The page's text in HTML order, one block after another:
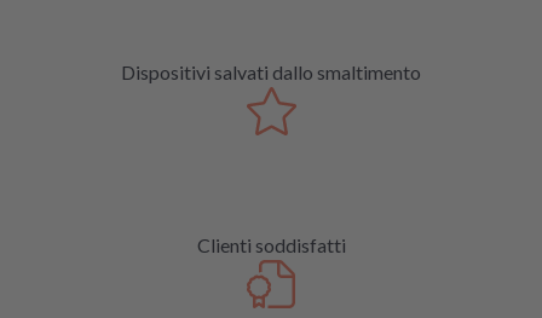
Dispositivi salvati dallo smaltimento
Clienti soddisfatti